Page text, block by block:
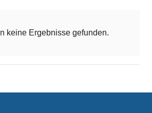
keine Ergebnisse gefunden.